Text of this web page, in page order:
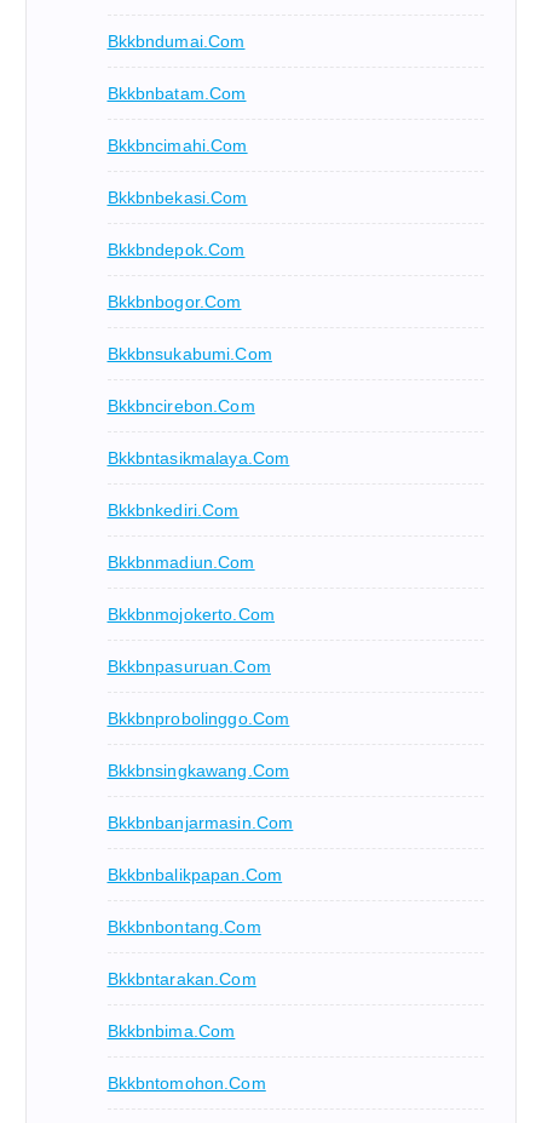
Bkkbndumai.com
Bkkbnbatam.com
Bkkbncimahi.com
Bkkbnbekasi.com
Bkkbndepok.com
Bkkbnbogor.com
Bkkbnsukabumi.com
Bkkbncirebon.com
Bkkbntasikmalaya.com
Bkkbnkediri.com
Bkkbnmadiun.com
Bkkbnmojokerto.com
Bkkbnpasuruan.com
Bkkbnprobolinggo.com
Bkkbnsingkawang.com
Bkkbnbanjarmasin.com
Bkkbnbalikpapan.com
Bkkbnbontang.com
Bkkbntarakan.com
Bkkbnbima.com
Bkkbntomohon.com